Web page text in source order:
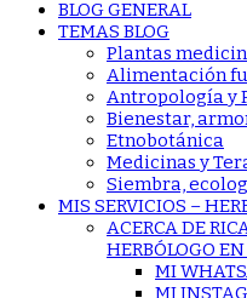
BLOG GENERAL
TEMAS BLOG
Plantas
Alimentación
Antropología y
Bienestar,
Etnobotánica
Medicinas y
Siembra,
MIS SERVICIOS –
ACERCA DE
HERBÓLOGO
MI
MI